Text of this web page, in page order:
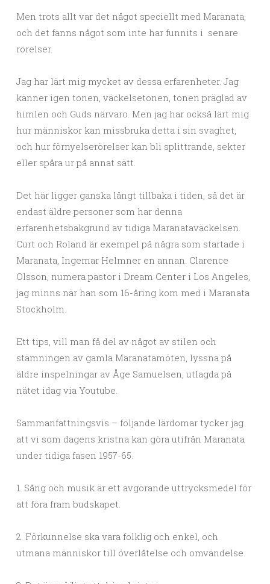
Men trots allt var det något speciellt med Maranata,
och det fanns något som inte har funnits i senare
rörelser.
Jag har lärt mig mycket av dessa erfarenheter. Jag
känner igen tonen, väckelsetonen, tonen präglad av
himlen och Guds närvaro. Men jag har också lärt mig
hur människor kan missbruka detta i sin svaghet,
och hur förnyelserörelser kan bli splittrande, sekter
eller spåra ur på annat sätt.
Det här ligger ganska långt tillbaka i tiden, så det är
endast äldre personer som har denna
erfarenhetsbakgrund av tidiga Maranataväckelsen.
Curt och Roland är exempel på några som startade i
Maranata, Ingemar Helmner en annan. Clarence
Olsson, numera pastor i Dream Center i Los Angeles,
jag minns när han som 16-åring kom med i Maranata
Stockholm.
Ett tips, vill man få del av något av stilen och
stämningen av gamla Maranatamöten, lyssna på
äldre inspelningar av Åge Samuelsen, utlagda på
nätet idag via Youtube.
Sammanfattningsvis – följande lärdomar tycker jag
att vi som dagens kristna kan göra utifrån Maranata
under tidiga fasen 1957-65.
1. Sång och musik är ett avgörande uttrycksmedel för
att föra fram budskapet.
2. Förkunnelse ska vara folklig och enkel, och
utmana människor till överlåtelse och omvändelse.